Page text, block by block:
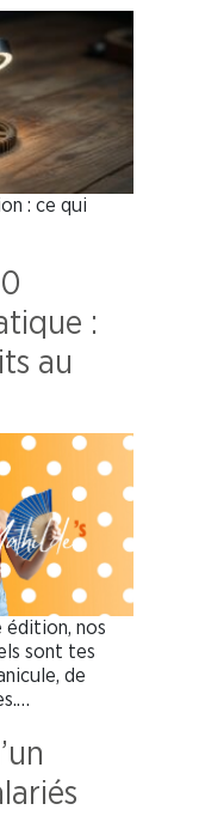
: ce qui
:
au
édition, nos
sont tes
de